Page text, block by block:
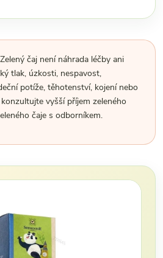
Zelený čaj není náhrada léčby ani
tlak, úzkosti, nespavost,
potíže, těhotenství, kojení nebo
vyšší příjem zeleného
čaje s odborníkem.